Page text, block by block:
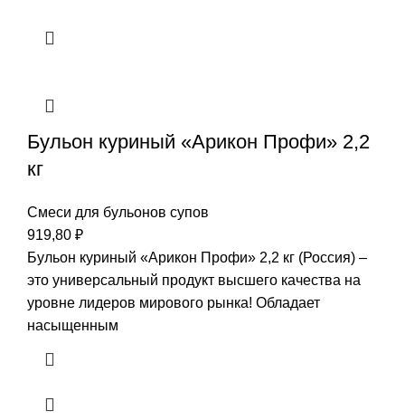
Бульон куриный «Арикон Профи» 2,2
кг
Смеси для бульонов супов
919,80 ₽
Бульон куриный «Арикон Профи» 2,2 кг (Россия) –
это универсальный продукт высшего качества на
уровне лидеров мирового рынка! Обладает
насыщенным